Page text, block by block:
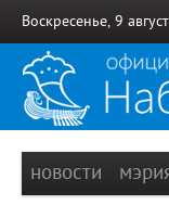
Воскресенье, 9
новости